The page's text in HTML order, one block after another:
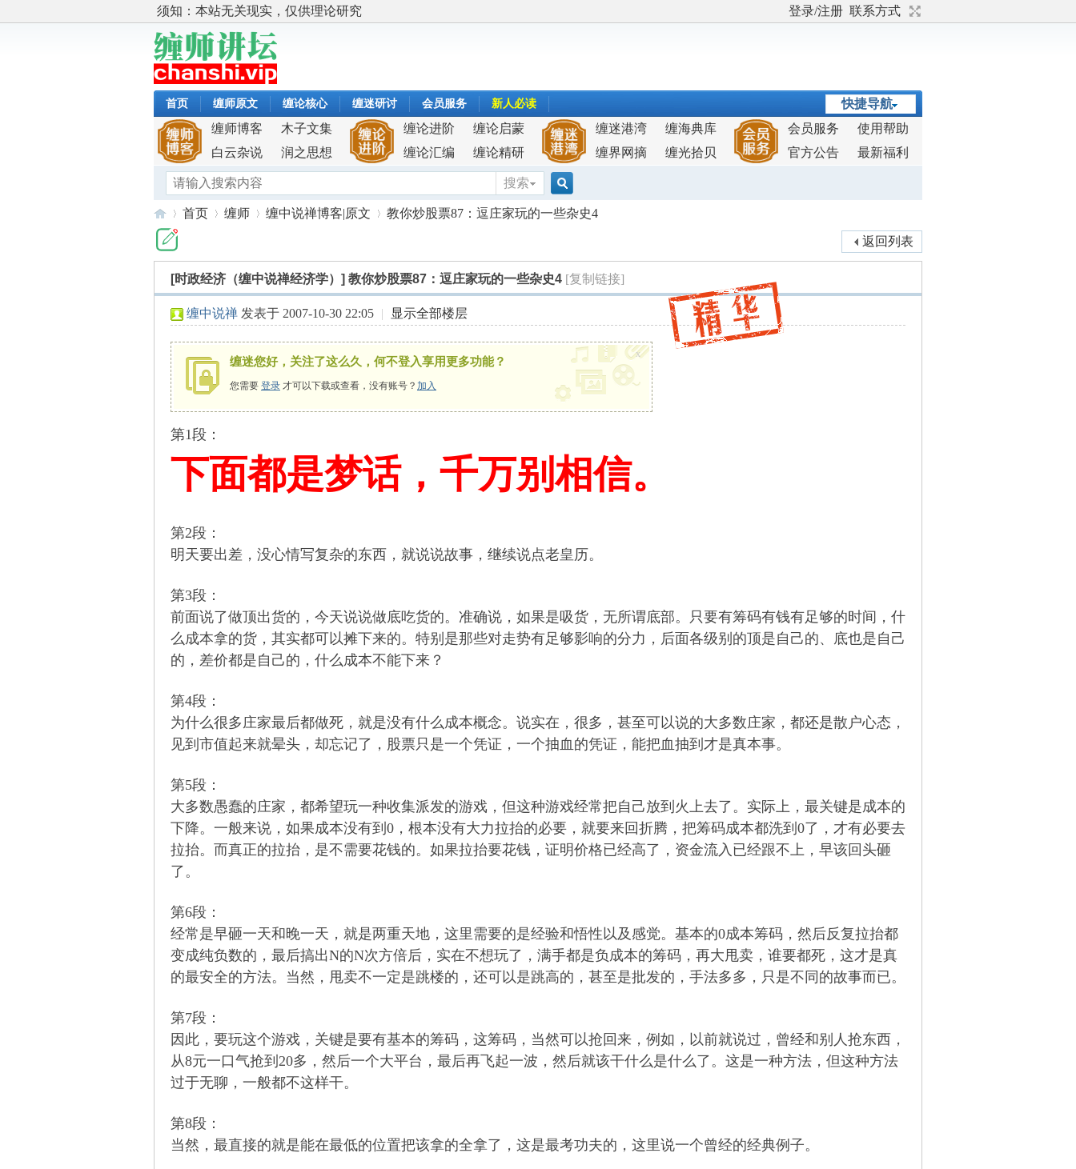
须知：本站无关现实，仅供理论研究 登录/注册 联系方式
快捷导航
首页 缠师原文 缠论核心 缠迷研讨 会员服务 新人必读
缠师博客
木子文集
白云杂说
润之思想
缠论进阶
缠论启蒙
缠论汇编
缠论精研
缠迷港湾
缠海典库
缠界网摘
缠光拾贝
会员服务
使用帮助
官方公告
最新福利
搜索
搜
索
首页
›
缠师
›
缠中说禅博客|原文
›
教你炒股票87：逗庄家玩的一些杂史4
返回列表
[时政经济（缠中说禅经济学）] 教你炒股票87：逗庄家玩的一些杂史4 [复制链接]
缠中说禅 发表于 2007-10-30 22:05 | 显示全部楼层
缠迷您好，关注了这么久，何不登入享用更多功能？
您需要 登录 才可以下载或查看，没有账号？ 加入
x
第1段：
下面都是梦话，千万别相信。
第2段：
明天要出差，没心情写复杂的东西，就说说故事，继续说点老皇历。
第3段：
前面说了做顶出货的，今天说说做底吃货的。准确说，如果是吸货，无所谓底部。只要有筹码有钱有足够的时间，什
么成本拿的货，其实都可以摊下来的。特别是那些对走势有足够影响的分力，后面各级别的顶是自己的、底也是自己
的，差价都是自己的，什么成本不能下来？
第4段：
为什么很多庄家最后都做死，就是没有什么成本概念。说实在，很多，甚至可以说的大多数庄家，都还是散户心态，
见到市值起来就晕头，却忘记了，股票只是一个凭证，一个抽血的凭证，能把血抽到才是真本事。
第5段：
大多数愚蠢的庄家，都希望玩一种收集派发的游戏，但这种游戏经常把自己放到火上去了。实际上，最关键是成本的
下降。一般来说，如果成本没有到0，根本没有大力拉抬的必要，就要来回折腾，把筹码成本都洗到0了，才有必要去
拉抬。而真正的拉抬，是不需要花钱的。如果拉抬要花钱，证明价格已经高了，资金流入已经跟不上，早该回头砸
了。
第6段：
经常是早砸一天和晚一天，就是两重天地，这里需要的是经验和悟性以及感觉。基本的0成本筹码，然后反复拉抬都
变成纯负数的，最后搞出N的N次方倍后，实在不想玩了，满手都是负成本的筹码，再大甩卖，谁要都死，这才是真
的最安全的方法。当然，甩卖不一定是跳楼的，还可以是跳高的，甚至是批发的，手法多多，只是不同的故事而已。
第7段：
因此，要玩这个游戏，关键是要有基本的筹码，这筹码，当然可以抢回来，例如，以前就说过，曾经和别人抢东西，
从8元一口气抢到20多，然后一个大平台，最后再飞起一波，然后就该干什么是什么了。这是一种方法，但这种方法
过于无聊，一般都不这样干。
第8段：
当然，最直接的就是能在最低的位置把该拿的全拿了，这是最考功夫的，这里说一个曾经的经典例子。